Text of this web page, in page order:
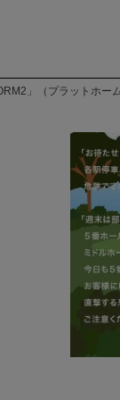
」（プラットホー